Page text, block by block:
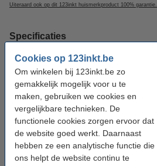
Cookies op 123inkt.be
Om winkelen bij 123inkt.be zo
gemakkelijk mogelijk voor u te
maken, gebruiken we cookies en
vergelijkbare technieken. De
functionele cookies zorgen ervoor dat
de website goed werkt. Daarnaast
hebben ze een analytische functie die
ons helpt de website continu te
Uiteraard ook op dit 123inkt huismerkproduct 100% garantie.
Specificaties
Kleur: zwart
rond
Schrijfbreedte: 1 mm
Aantal: 10 stuk(s)
Navulbaar: nee